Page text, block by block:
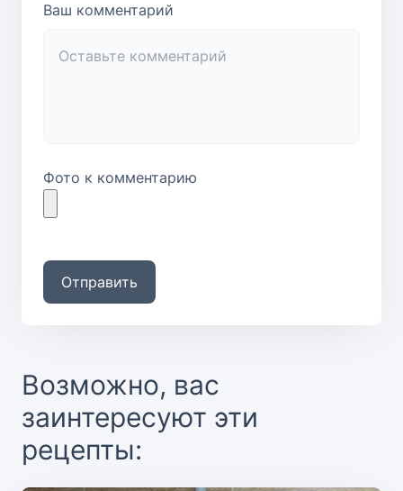
Ваш комментарий
Фото к комментарию
Отправить
Возможно, вас
заинтересуют эти
рецепты: